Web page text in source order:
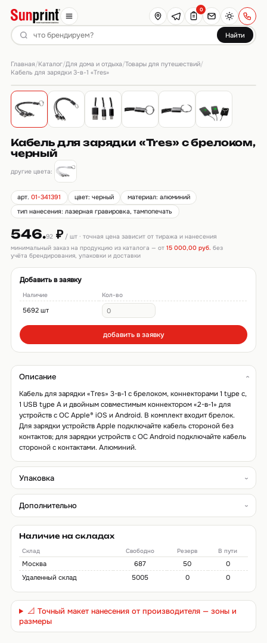
Найти
0
Главная/Каталог/Для дома и отдыха/Товары для путешествий/
Кабель для зарядки 3-в-1 «Tres»
Кабель для зарядки «Tres» с брелоком,
черный
другие цвета:
арт.01-341391 цвет: черный
материал: алюминий
тип нанесения: лазерная гравировка, тампопечать
546.92₽/ шт · точная цена зависит от тиража и нанесения
минимальный заказ на продукцию из каталога — от 15 000,00 руб. без
учёта брендирования, упаковки и доставки
Добавить в заявку
Наличие Кол-во
5692 шт
добавить в заявку
Описание
Кабель для зарядки «Tres» 3-в-1 с брелоком, коннекторами 1 type с,
1 USB type A и двойным совместимым коннектором «2-в-1» для
устройств с ОС Apple® iOS и Android. В комплект входит брелок.
Для зарядки устройств Apple подключайте кабель стороной без
контактов; для зарядки устройств с ОС Android подключайте кабель
стороной с контактами. Алюминий.
Упаковка
Дополнительно
Наличие на складах
Склад Свободно Резерв В пути
Москва 687 50
0
Удаленный склад
5005 0 0
📐 Точный макет нанесения от производителя — зоны и
размеры